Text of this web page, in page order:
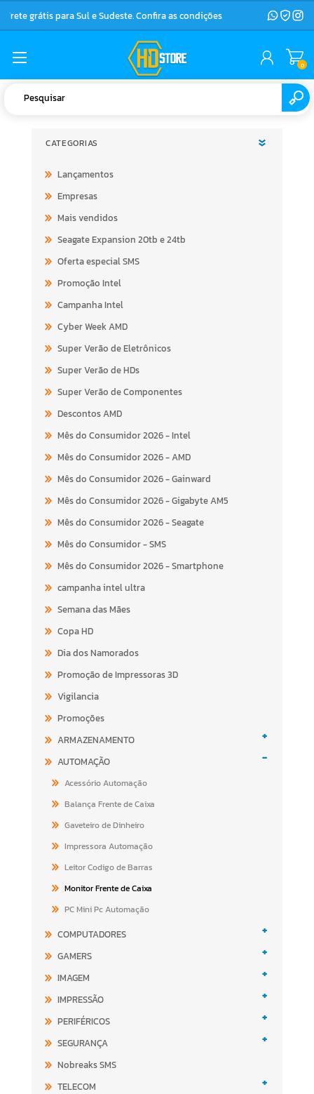
Frete grátis para Sul e Sudeste. Confira as condições
0
CATEGORIAS
Lançamentos
Empresas
Mais vendidos
Seagate Expansion 20tb e 24tb
Oferta especial SMS
Promoção Intel
Campanha Intel
Cyber Week AMD
Super Verão de Eletrônicos
Super Verão de HDs
Super Verão de Componentes
Descontos AMD
Mês do Consumidor 2026 - Intel
Mês do Consumidor 2026 - AMD
Mês do Consumidor 2026 - Gainward
Mês do Consumidor 2026 - Gigabyte AM5
Mês do Consumidor 2026 - Seagate
Mês do Consumidor - SMS
Mês do Consumidor 2026 - Smartphone
campanha intel ultra
Semana das Mães
Copa HD
Dia dos Namorados
Promoção de Impressoras 3D
Vigilancia
Promoções
ARMAZENAMENTO
+
AUTOMAÇÃO -
Acessório Automação
Balança Frente de Caixa
Gaveteiro de Dinheiro
Impressora Automação
Leitor Codigo de Barras
Monitor Frente de Caixa
PC Mini Pc Automação
COMPUTADORES +
GAMERS +
IMAGEM +
IMPRESSÃO +
PERIFÉRICOS +
SEGURANÇA +
Nobreaks SMS
TELECOM
+